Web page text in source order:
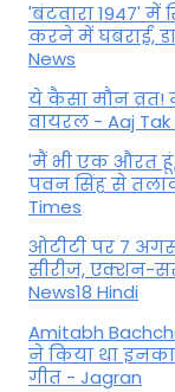
'बंटवारा 1947' में
करने में घबराईं,
News
ये कैसा मौन व्रत!
वायरल - Aaj Tak
'मैं भी एक औरत हूं,
पवन सिंह से
Times
ओटीटी पर 7
सीरीज, एक्शन-
News18 Hindi
Amitabh
ने किया था
गीत - Jagran